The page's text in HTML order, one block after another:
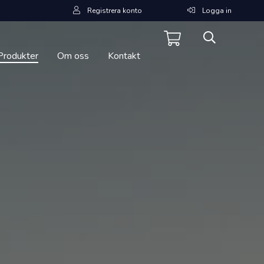
Registrera konto Logga in
Om oss Kontakt